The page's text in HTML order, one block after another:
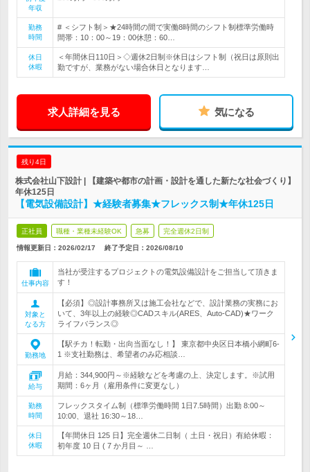
年収
勤務
時間
# ＜シフト制＞★24時間の間で実働8時間のシフト制標準労働時
間帯：10：00～19：00休憩：60…
休日
休暇
＜年間休日110日＞◇週休2日制※休日はシフト制（祝日は原則出
勤ですが、業務がない場合休日となります…
求人詳細を見る 気になる
残り4日
株式会社山下設計 | 【建築や都市の計画・設計を通した新たな社会づくり】
年休125日
【電気設備設計】★経験者募集★フレックス制★年休125日
正社員 職種・業種未経験OK 急募 完全週休2日制
情報更新日：2026/02/17 終了予定日： 2026/08/10
仕事内容
当社が受注するプロジェクトの電気設備設計をご担当して頂きま
す！
対象と
なる方
【必須】◎設計事務所又は施工会社などで、設計業務の実務にお
いて、3年以上の経験◎CADスキル(ARES、Auto-CAD)★ワーク
ライフバランス◎
勤務地
【駅チカ！転勤・出向当面なし！】 東京都中央区日本橋小網町6-
1 ※支社勤務は、希望者のみ応相談…
給与
月給：344,900円～※経験などを考慮の上、決定します。※試用
期間：6ヶ月（雇用条件に変更なし）
勤務
時間
フレックスタイム制（標準労働時間 1日7.5時間）出勤 8:00～
10:00、退社 16:30～18…
休日
休暇
【年間休日 125 日】完全週休二日制（ 土日・祝日）有給休暇：
初年度 10 日 ( 7 か月目～ …